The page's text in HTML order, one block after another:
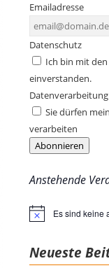
Emailadresse
Datenschutz
Ich bin mit
einverstanden.
Datenverarbeitung
Sie dürfen
verarbeiten
Abonnieren
Anstehende
HinweisEs sind keine
Neueste